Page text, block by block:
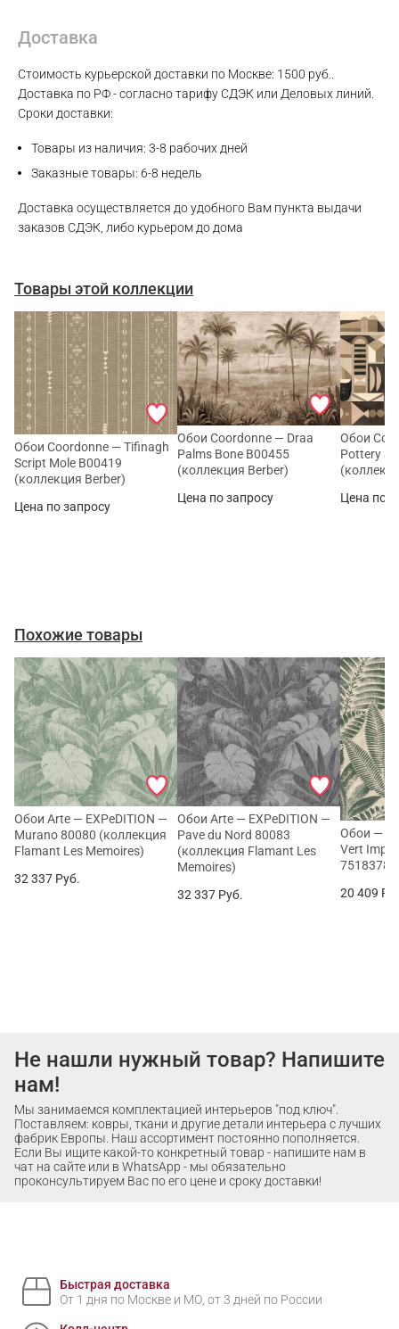
Доставка
Стоимость курьерской доставки по Москве: 1500 руб..
Доставка по РФ - согласно тарифу СДЭК или Деловых линий.
Сроки доставки:
Товары из наличия: 3-8 рабочих дней
Заказные товары: 6-8 недель
Доставка осуществляется до удобного Вам пункта выдачи
заказов СДЭК, либо курьером до дома
Товары этой коллекции
Обои Coordonne — Tifinagh
Script Mole B00419
(коллекция Berber)
Цена по запросу
Обои Coordonne — Draa
Palms Bone B00455
(коллекция Berber)
Цена по запросу
Обои
Pottery
Цена по
Похожие товары
Обои Arte — EXPeDITION —
Murano 80080 (коллекция
Flamant Les Memoires)
32 337 Руб.
Обои Arte — EXPeDITION —
Pave du Nord 80083
(коллекция Flamant Les
Memoires)
32 337 Руб.
Обои —
Vert
75183784
20 409
Не нашли нужный товар? Напишите
нам!
Мы занимаемся комплектацией интерьеров "под ключ".
Поставляем: ковры, ткани и другие детали интерьера с лучших
фабрик Европы. Наш ассортимент постоянно пополняется.
Если Вы ищите какой-то конкретный товар - напишите нам в
чат на сайте или в WhatsApp - мы обязательно
проконсультируем Вас по его цене и сроку доставки!
Быстрая доставка
От 1 дня по Москве и МО, от 3 дней по России
Max
Telegram